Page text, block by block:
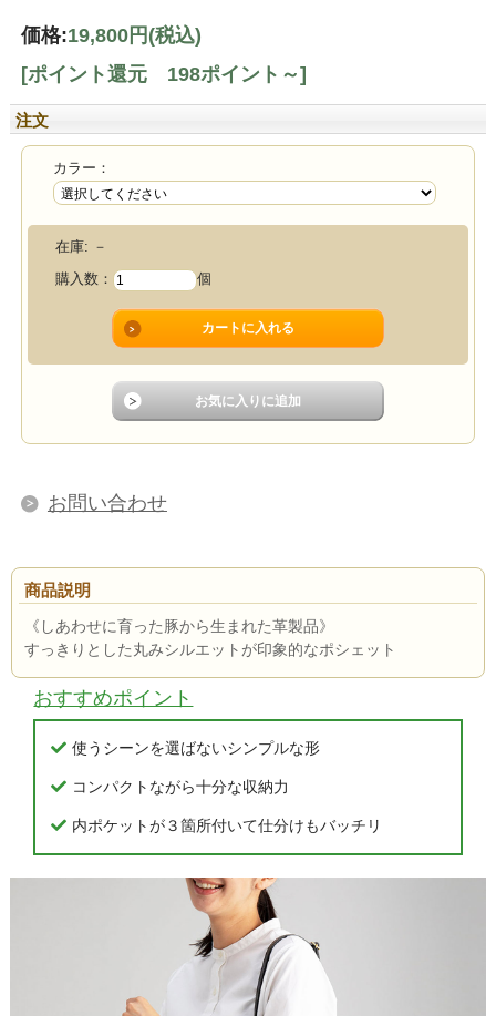
価格:19,800円 (税込)
[ポイント還元 198ポイント～]
注文
カラー：
在庫: －
購入数：
個
お問い合わせ
商品説明
《しあわせに育った豚から生まれた革製品》
すっきりとした丸みシルエットが印象的なポシェット
おすすめポイント
使うシーンを選ばないシンプルな形
コンパクトながら十分な収納力
内ポケットが３箇所付いて仕分けもバッチリ